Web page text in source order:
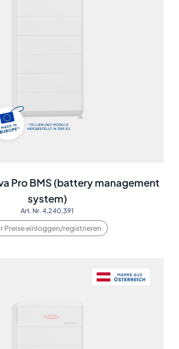
Pro BMS (battery management
system)
Art. Nr. 4,240,391
Preise einloggen/registrieren